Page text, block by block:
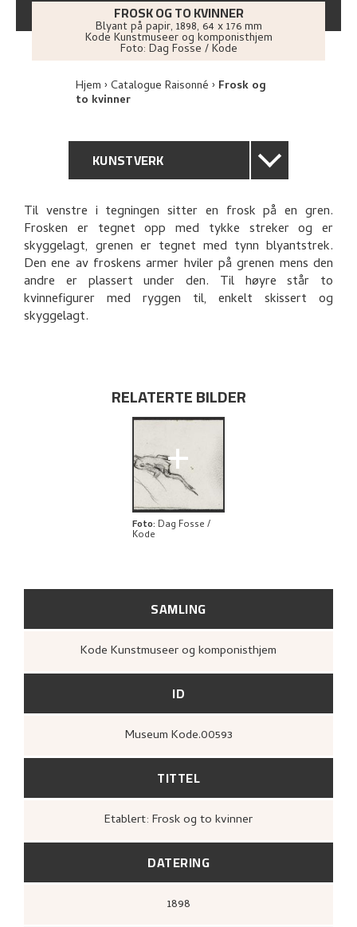
FROSK OG TO KVINNER
Blyant på papir, 1898, 64 x 176 mm
Kode Kunstmuseer og komponisthjem
Foto: Dag Fosse / Kode
Hjem Catalogue Raisonné Frosk og
to kvinner
KUNSTVERK
GENERELL BESKRIVELSE
TEKNISK INFORMASJON
PROVENIENS
SAMLING
Kode Kunstmuseer og komponisthjem
ID
Museum Kode.00593
TITTEL
Etablert: Frosk og to kvinner
DATERING
1898
Til venstre i tegningen sitter en frosk på en gren.
Frosken er tegnet opp med tykke streker og er
skyggelagt, grenen er tegnet med tynn blyantstrek.
Den ene av froskens armer hviler på grenen mens den
andre er plassert under den. Til høyre står to
kvinnefigurer med ryggen til, enkelt skissert og
skyggelagt.
RELATERTE BILDER
+
Foto: Dag Fosse /
Kode